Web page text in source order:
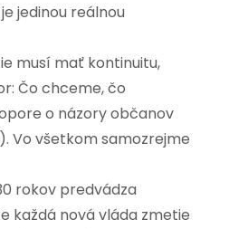
jedinou reálnou
musí mať kontinuitu,
Čo chceme, čo
o názory občanov
Vo všetkom samozrejme
rokov predvádza
každá nová vláda zmetie